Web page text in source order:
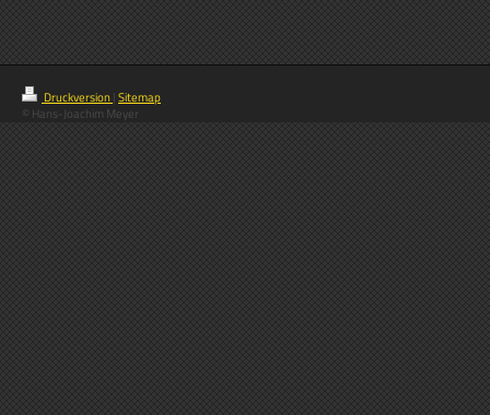
Druckversion|Sitemap
© Hans-Joachim Meyer